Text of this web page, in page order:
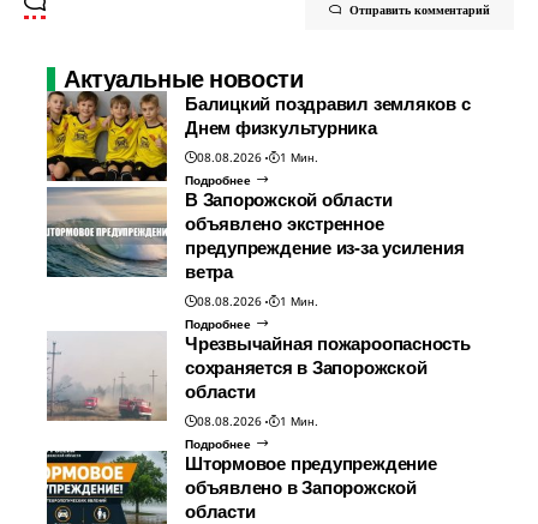
Отправить комментарий
Актуальные новости
Балицкий поздравил земляков с
Днем физкультурника
08.08.2026
1 Мин.
Подробнее
В Запорожской области
объявлено экстренное
предупреждение из-за усиления
ветра
08.08.2026
1 Мин.
Подробнее
Чрезвычайная пожароопасность
сохраняется в Запорожской
области
08.08.2026
1 Мин.
Подробнее
Штормовое предупреждение
объявлено в Запорожской
области